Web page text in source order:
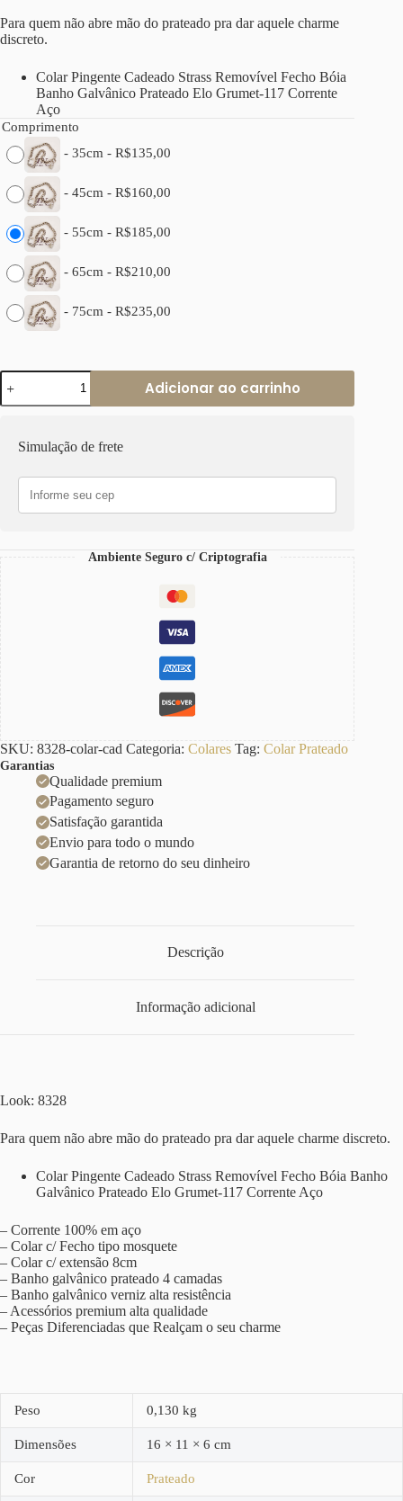
Para quem não abre mão do prateado pra dar aquele charme
discreto.
Colar Pingente Cadeado Strass Removível Fecho Bóia
Banho Galvânico Prateado Elo Grumet-117 Corrente
Aço
Comprimento
- 35cm - R$135,00
- 45cm - R$160,00
- 55cm - R$185,00
- 65cm - R$210,00
- 75cm - R$235,00
Colar
Pingente
Cadeado
Prateado
Grumet-
Corrente
Adicionar ao carrinho
Simulação de frete
Ambiente Seguro c/ Criptografia
SKU: 8328-colar-cad Categoria: Colares Tag: Colar Prateado
Garantias
Qualidade premium
Pagamento seguro
Satisfação garantida
Envio para todo o mundo
Garantia de retorno do seu dinheiro
Descrição
Informação adicional
Look: 8328
Para quem não abre mão do prateado pra dar aquele charme discreto.
Colar Pingente Cadeado Strass Removível Fecho Bóia Banho
Galvânico Prateado Elo Grumet-117 Corrente Aço
– Corrente 100% em aço
– Colar c/ Fecho tipo mosquete
– Colar c/ extensão 8cm
– Banho galvânico prateado 4 camadas
– Banho galvânico verniz alta resistência
– Acessórios premium alta qualidade
– Peças Diferenciadas que Realçam o seu charme
Peso 0,130 kg
Dimensões 16 × 11 × 6 cm
Cor Prateado